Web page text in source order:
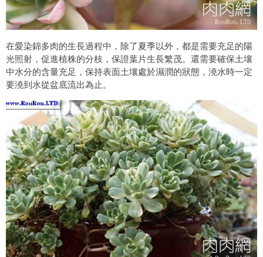
在愛染錦多肉的生長過程中，除了夏季以外，都是需要充足的陽
光照射，促進植株的分枝，保證葉片生長繁茂。還需要確保土壤
中水分的含量充足，保持表面土壤處於濕潤的狀態，澆水時一定
要澆到水從盆底流出為止。